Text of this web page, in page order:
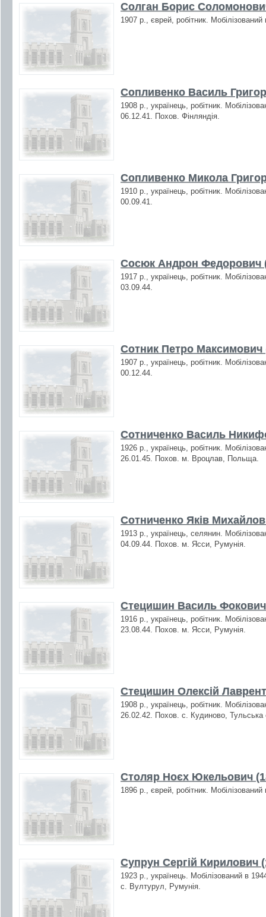
Солган Борис
1907 р., єврей, робітник.
Сопливенко Василь
1908 р., українець, робітник.
06.12.41. Похов. Фінляндія.
Сопливенко Микола
1910 р., українець, робітник.
00.09.41.
Сосюк Андрон Федорович
1917 р., українець, робітник.
03.09.44.
Сотник Петро Максимович
1907 р., українець, робітник.
00.12.44.
Сотниченко Василь
1926 р., українець, робітник.
26.01.45. Похов. м. Вроцлав, Польща.
Сотниченко Яків
1913 р., українець, селянин.
04.09.44. Похов. м. Ясси, Румунія.
Стецишин Василь Фокович
1916 р., українець, робітник.
23.08.44. Похов. м. Ясси, Румунія.
Стецишин Олексій
1908 р., українець, робітник.
26.02.42. Похов. с. Кудиново, Тульська
Столяр Ноєх Юкельович
1896 р., єврей, робітник.
Супрун Сергій Кирилович
1923 р., українець. Мобілізований в
с. Вултурул, Румунія.